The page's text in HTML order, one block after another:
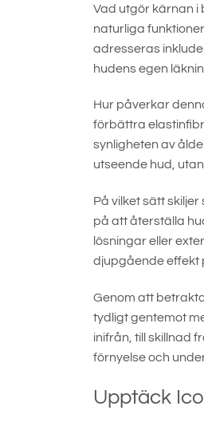
Vad utgör kärnan i
naturliga
adresseras
hudens egen
Hur påverkar
förbättra
synligheten av
utseende hud,
På vilket sätt
på att återställa
lösningar eller
djupgående effekt
Genom att
tydligt gentemot
inifrån, till skillnad
förnyelse och
Upptäck